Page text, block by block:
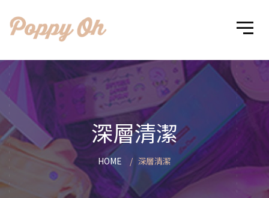
深層清潔
HOME 深層清潔